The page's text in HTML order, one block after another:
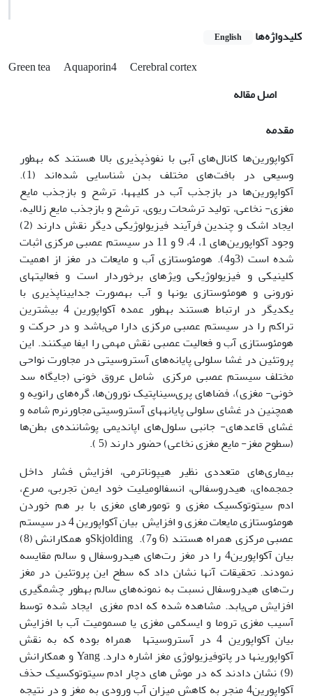
کلیدواژه‌ها English
Green tea Aquaporin4
Cerebral cortex
اصل مقاله
مقدمه
آکواپورین‌ها کانال‌های آبی با نفوذ‌پذیری بالا هستند که به‏طور
وسیعی در بافت‌های مختلف بدن شناسایی شده‌اند (1).
آکواپورین‌ها در بازجذب آب در کلیه‏ها، ترشح و بازجذب مایع
مغزی- نخاعی، تولید ترشحات ریوی، ترشح و بازجذب مایع زلالیه،
ایجاد اشک و چندین فرآیند فیزیولوژیکی دیگر نقش دارند (2)
وجود آکواپورین‌های 1، 4، 9 و 11 در سیستم عصبی مرکزی اثبات
شده است (3و4). هومئوستازی آب و مایعات در مغز از اهمیت
کلینیکی و فیزیولوژیکی ویژه‏ای برخوردار است و فعالیت‏‏های
نورونی و هومئوستازی یون‏ها و آب به‏صورت جدایی‏ناپذیری با
یکدیگر در ارتباط هستند به‏طور عمده آکواپورین 4 بیشترین
تراکم را در سیستم عصبی مرکزی دارا می‌باشد و در حرکت و
هومئوستازی آب و فعالیت عصبی نقش مهمی را ایفا می‏کنند. این
پروتئین در غشا سلولی پایانه‌های آستروسیتی در مجاورت نواحی
مختلف سیستم عصبی مرکزی شامل عروق خونی (جایگاه سد
خونی- مغزی)، فضاهای پری‌سیناپتیک نورون‌ها، گره‌های رانویه و
همچنین در غشای سلولی پایانه‏های آستروسیتی مجاورنرم شامه و
غشای قاعده‏ای- جانبی سلول‌های اپاندیمی پوشاننده‌ی بطن‌ها
(سطوح مغز- مایع مغزی نخاعی) حضور دارند (5 ).
بیماری‌های متعددی نظیر هیپوناترمی، افزایش فشار داخل
جمجمه‌ای، هیدروسفالی، انسفالومیلیت خود ایمن تجربی، صرع،
ادم سیتوتوکسیک مغزی و تومورهای مغزی با بر هم خوردن
هومئوستازی مایعات مغزی و افزایش بیان آکواپورین 4 در سیستم
عصبی مرکزی همراه هستند (6 و7). Skjoldingو همکارانش (8)
بیان آکواپورین4 را در مغز رت‌های هیدروسفال و سالم مقایسه
نمودند. تحقیقات آن‏ها نشان داد که سطح این پروتئین در مغز
رت‌های هیدروسفال نسبت به نمونه‌های سالم به‏طور چشمگیری
افزایش می‌یابد. مشاهده شده که ادم مغزی ایجاد شده توسط
آسیب مغزی تروما و ایسکمی مغزی یا مسمومیت آب با افزایش
بیان آکواپورین 4 در آستروسیت‏ها همراه بوده که به نقش
آکواپورین‏ها در پاتوفیزیولوژی مغز اشاره دارد. Yang و همکارانش
(9) نشان دادند که در موش های دچار ادم سیتوتوکسیک حذف
آکواپورین4 منجر به کاهش میزان آب ورودی به مغز و در نتیجه